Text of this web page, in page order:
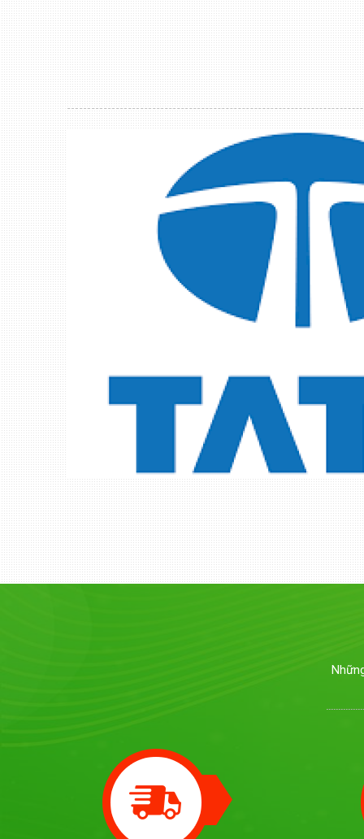
Công
Theo Liên
bùng phát
19.11.2021)
động; 1.507
chưa dừng
làm là
nhân (CN)
đỉnh” cho một mùa Tết ấm áp hơn.
Hàng
dẫn
Tại Phiên
tỉnh, thành
hút 78 đơn
trí việc làm.
Tuổi nghỉ